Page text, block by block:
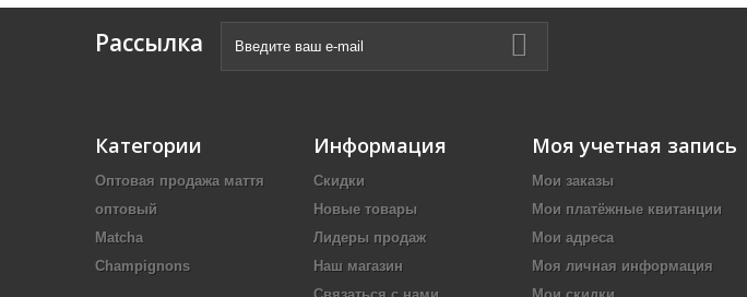
Рассылка
Категории
Оптовая продажа маття
оптовый
Matcha
Champignons
Информация
Скидки
Новые товары
Лидеры продаж
Наш магазин
Моя учетная запись
Мои заказы
Мои платёжные квитанции
Мои адреса
Моя личная информация